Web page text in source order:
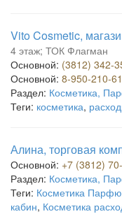
Vito Cosmetic,
4 этаж; ТОК Флагман
Основной: (3812) 342-
Основной: 8-950-210-
Раздел: Косметика,
Теги: косметика,
Алина, торговая
Основной: +7 (3812)
Раздел: Косметика,
Теги: Косметика
кабин, Косметика